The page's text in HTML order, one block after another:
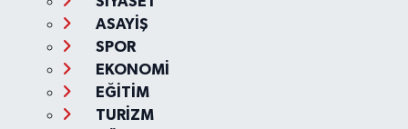
ASAYİŞ
SPOR
EKONOMİ
EĞİTİM
TURİZM